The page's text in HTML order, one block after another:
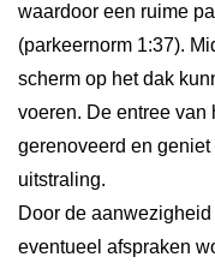
waardoor een ruime
(parkeernorm 1:37).
scherm op het dak
voeren. De entree van
gerenoveerd en
uitstraling.
Door de
eventueel afspraken